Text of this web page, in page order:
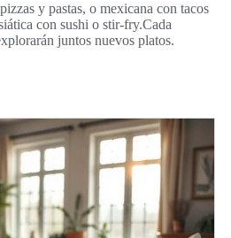
y pastas, o mexicana con tacos
con sushi o stir-fry.Cada
juntos nuevos platos.